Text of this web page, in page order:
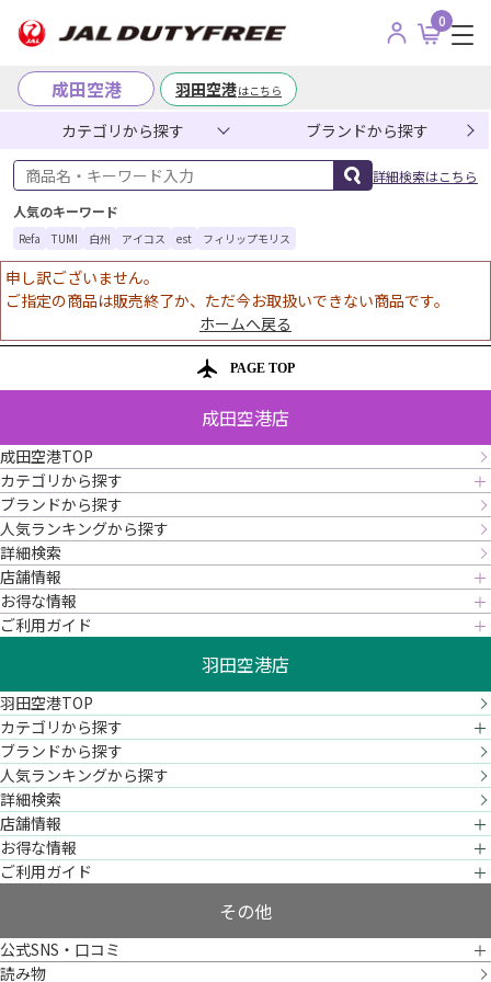
0
成田空港 羽田空港はこちら
カテゴリから探す ブランドから探す
商品名・キーワード入力
詳細検索はこちら
人気のキーワード
Refa TUMI 白州 アイコス est フィリップモリス
申し訳ございません。
ご指定の商品は販売終了か、ただ今お取扱いできない商品です。
ホームへ戻る
PAGE TOP
成田空港店
成田空港TOP
カテゴリから探す
ブランドから探す
人気ランキングから探す
詳細検索
店舗情報
お得な情報
ご利用ガイド
羽田空港店
羽田空港TOP
カテゴリから探す
ブランドから探す
人気ランキングから探す
詳細検索
店舗情報
お得な情報
ご利用ガイド
その他
公式SNS・口コミ
読み物